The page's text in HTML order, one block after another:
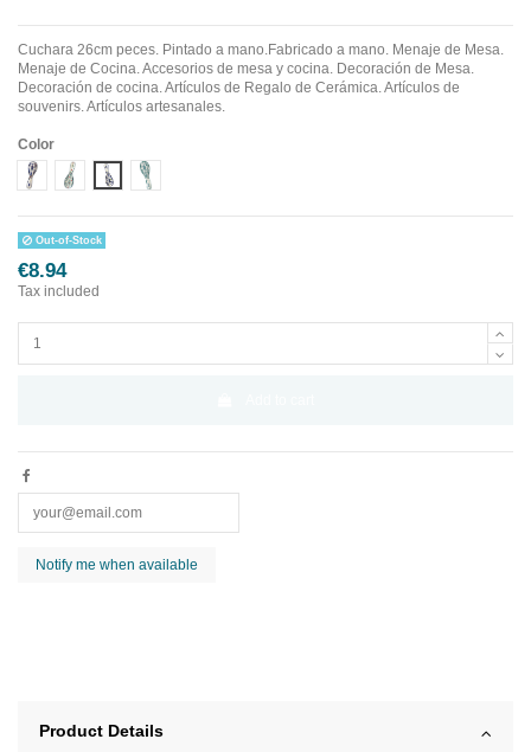
Cuchara 26cm peces. Pintado a mano.Fabricado a mano. Menaje de Mesa.
Menaje de Cocina. Accesorios de mesa y cocina. Decoración de Mesa.
Decoración de cocina. Artículos de Regalo de Cerámica. Artículos de
souvenirs. Artículos artesanales.
Color
Diseño 1Diseño 2Diseño 3Diseño 4
Out-of-Stock
€8.94
Tax included
Product Details